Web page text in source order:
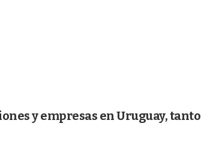
y empresas en Uruguay, tanto